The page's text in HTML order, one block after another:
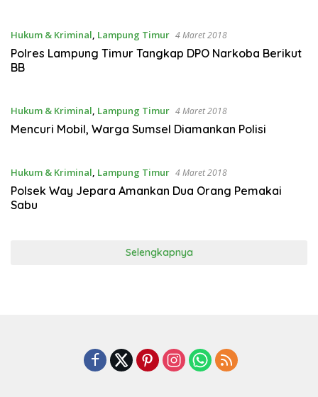
Hukum & Kriminal, Lampung Timur 4 Maret 2018
Polres Lampung Timur Tangkap DPO Narkoba Berikut
BB
Hukum & Kriminal, Lampung Timur 4 Maret 2018
Mencuri Mobil, Warga Sumsel Diamankan Polisi
Hukum & Kriminal, Lampung Timur 4 Maret 2018
Polsek Way Jepara Amankan Dua Orang Pemakai
Sabu
Selengkapnya